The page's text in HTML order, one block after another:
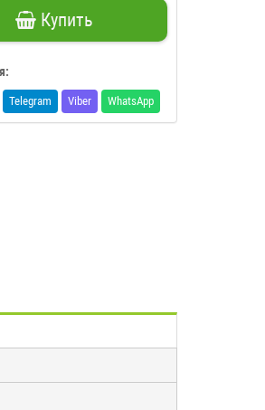
Купить
Telegram Viber WhatsApp